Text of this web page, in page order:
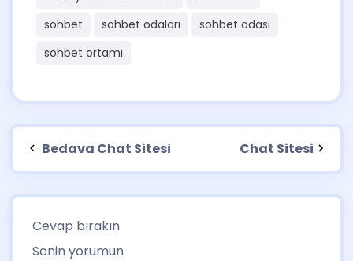
sohbet
sohbet odaları
sohbet odası
sohbet ortamı
Bedava Chat Sitesi Chat Sitesi
Cevap bırakın
Senin yorumun